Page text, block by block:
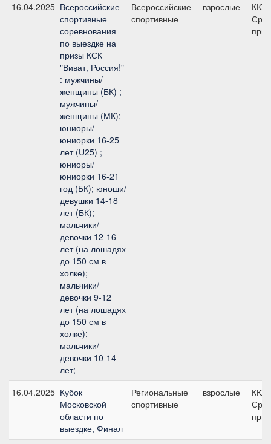
16.04.2025 Всероссийские
спортивные
соревнования
по выездке на
призы КСК
"Виват, Россия!"
: мужчины/
женщины (БК) ;
мужчины/
женщины (МК);
юниоры/
юниорки 16-25
лет (U25) ;
юниоры/
юниорки 16-21
год (БК); юноши/
девушки 14-18
лет (БК);
мальчики/
девочки 12-16
лет (на лошадях
до 150 см в
холке);
мальчики/
девочки 9-12
лет (на лошадях
до 150 см в
холке);
мальчики/
девочки 10-14
лет;
Всероссийские
спортивные
взрослые
КЮР
16.04.2025 Кубок
Московской
области по
выездке, Финал
Региональные
спортивные
взрослые
КЮР